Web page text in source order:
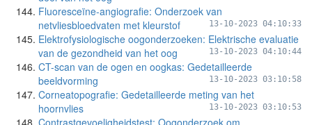
Fluoresceïne-angiografie: Onderzoek van
netvliesbloedvaten met kleurstof
13-10-2023 04:10:33
Elektrofysiologische oogonderzoeken: Elektrische evaluatie
van de gezondheid van het oog
13-10-2023 04:10:44
CT-scan van de ogen en oogkas: Gedetailleerde
beeldvorming
13-10-2023 03:10:58
Corneatopografie: Gedetailleerde meting van het
hoornvlies
13-10-2023 03:10:53
Contrastgevoeligheidstest: Oogonderzoek om